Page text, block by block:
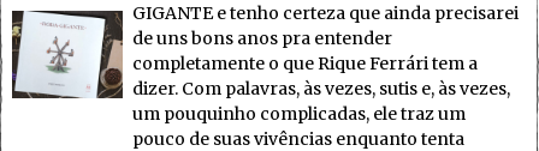
GIGANTE e tenho certeza que ainda precisarei
de uns bons anos pra entender
completamente o que Rique Ferrári tem a
dizer. Com palavras, às vezes, sutis e, às vezes,
um pouquinho complicadas, ele traz um
pouco de suas vivências enquanto tenta